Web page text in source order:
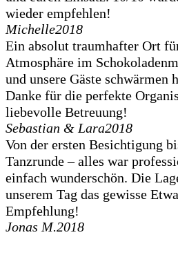
wieder empfehlen!
Michelle2018
Ein absolut traumhafter Ort
Atmosphäre im
und unsere Gäste schwärmen
Danke für die perfekte
liebevolle Betreuung!
Sebastian & Lara2018
Von der ersten Besichtigung
Tanzrunde – alles war
einfach wunderschön. Die
unserem Tag das gewisse
Empfehlung!
Jonas M.2018